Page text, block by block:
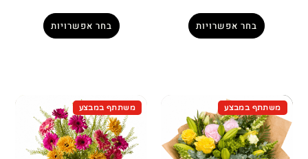
בחר אפשרויות בחר אפשרויות